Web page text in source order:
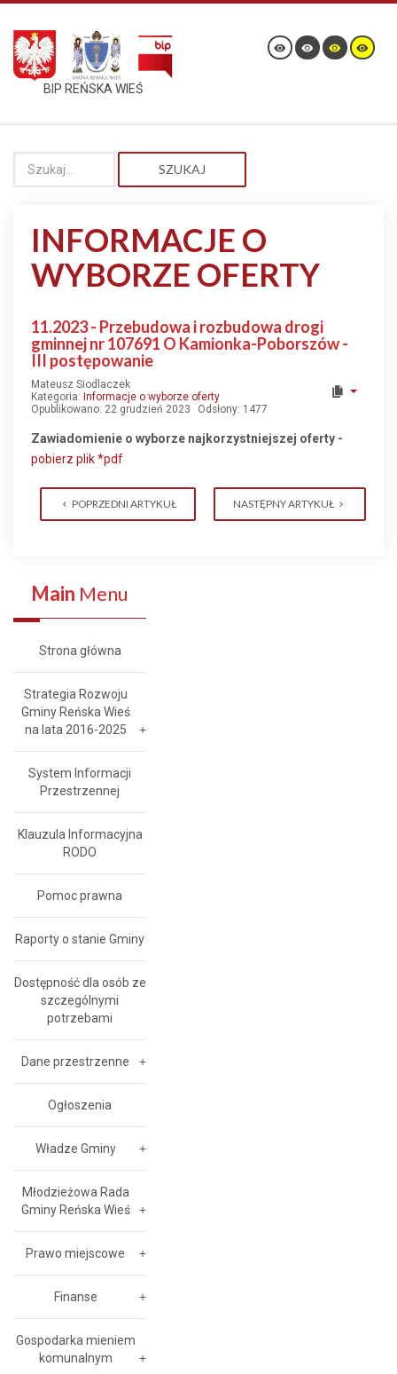
BIP REŃSKA WIEŚ
SZUKAJ
INFORMACJE O
WYBORZE OFERTY
11.2023 - Przebudowa i rozbudowa drogi
gminnej nr 107691 O Kamionka-Poborszów -
III postępowanie
Mateusz Siodlaczek
Kategoria: Informacje o wyborze oferty
Opublikowano: 22 grudzień 2023
Odsłony: 1477
Zawiadomienie o wyborze najkorzystniejszej oferty -
pobierz plik *pdf
POPRZEDNI ARTYKUŁ NASTĘPNY ARTYKUŁ
Main Menu
Strona główna
Strategia Rozwoju
Gminy Reńska Wieś
na lata 2016-2025
System Informacji
Przestrzennej
Klauzula Informacyjna
RODO
Pomoc prawna
Raporty o stanie Gminy
Dostępność dla osób ze
szczególnymi
potrzebami
Dane przestrzenne
Ogłoszenia
Władze Gminy
Młodzieżowa Rada
Gminy Reńska Wieś
Prawo miejscowe
Finanse
Gospodarka mieniem
komunalnym